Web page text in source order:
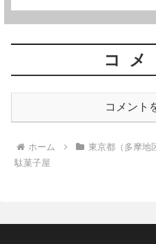
コメ
コメント
ホーム 東京都（多摩地
駄菓子屋